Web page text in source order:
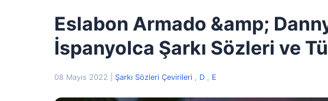
Eslabon Armado &amp;
İspanyolca Şarkı Sözleri ve
08 Mayıs 2022 Şarkı Sözleri Çevirileri , D , E